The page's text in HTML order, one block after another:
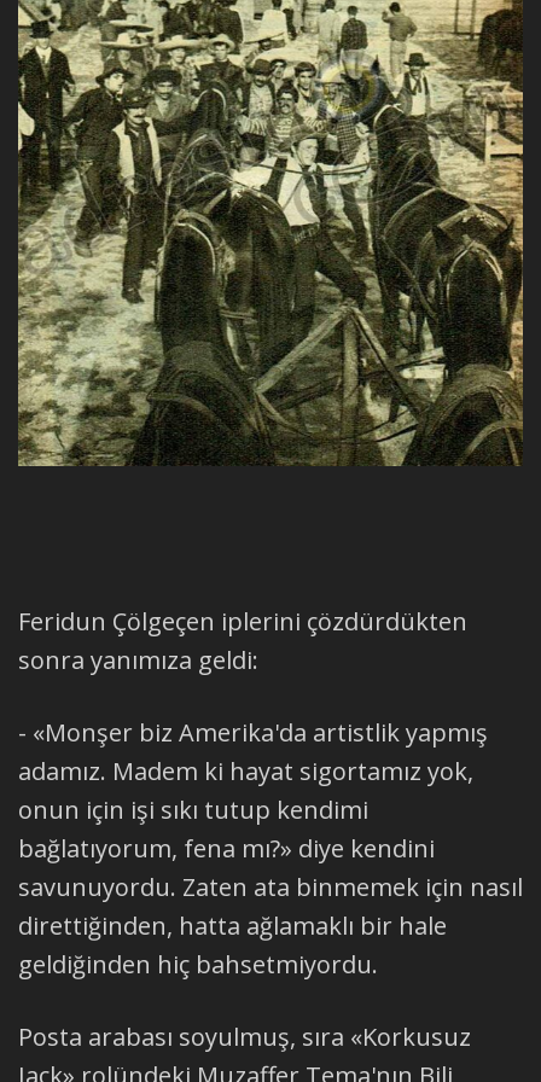
Feridun Çölgeçen iplerini çözdürdükten
sonra yanımıza geldi:
- «Monşer biz Amerika'da artistlik yapmış
adamız. Madem ki hayat sigortamız yok,
onun için işi sıkı tutup kendimi
bağlatıyorum, fena mı?» diye kendini
savunuyordu. Zaten ata binmemek için nasıl
direttiğinden, hatta ağlamaklı bir hale
geldiğinden hiç bahsetmiyordu.
Posta arabası soyulmuş, sıra «Korkusuz
Jack» rolündeki Muzaffer Tema'nın Bili